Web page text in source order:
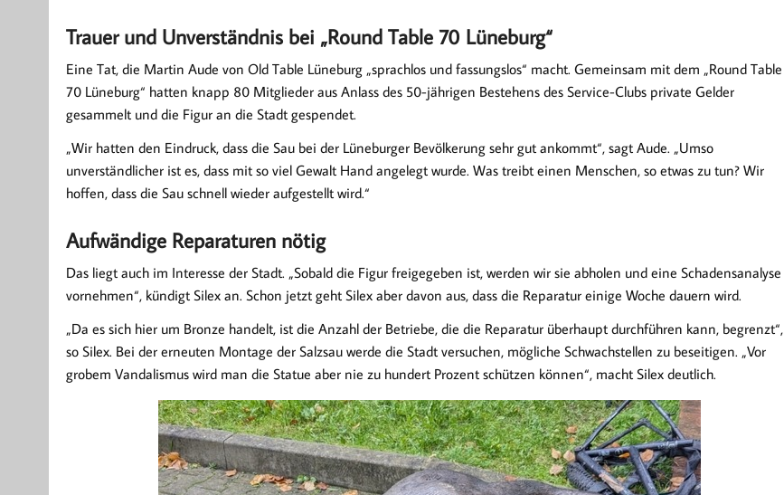
Trauer und Unverständnis bei „Round Table 70 Lüneburg“
Eine Tat, die Martin Aude von Old Table Lüneburg „sprachlos und fassungslos“ macht. Gemeinsam mit dem „Round Table
70 Lüneburg“ hatten knapp 80 Mitglieder aus Anlass des 50-jährigen Bestehens des Service-Clubs private Gelder
gesammelt und die Figur an die Stadt gespendet.
„Wir hatten den Eindruck, dass die Sau bei der Lüneburger Bevölkerung sehr gut ankommt“, sagt Aude. „Umso
unverständlicher ist es, dass mit so viel Gewalt Hand angelegt wurde. Was treibt einen Menschen, so etwas zu tun? Wir
hoffen, dass die Sau schnell wieder aufgestellt wird.“
Aufwändige Reparaturen nötig
Das liegt auch im Interesse der Stadt. „Sobald die Figur freigegeben ist, werden wir sie abholen und eine Schadensanalyse
vornehmen“, kündigt Silex an. Schon jetzt geht Silex aber davon aus, dass die Reparatur einige Woche dauern wird.
„Da es sich hier um Bronze handelt, ist die Anzahl der Betriebe, die die Reparatur überhaupt durchführen kann, begrenzt“,
so Silex. Bei der erneuten Montage der Salzsau werde die Stadt versuchen, mögliche Schwachstellen zu beseitigen. „Vor
grobem Vandalismus wird man die Statue aber nie zu hundert Prozent schützen können“, macht Silex deutlich.